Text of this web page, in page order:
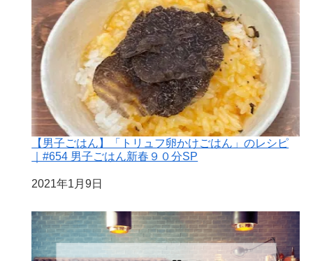
【男子ごはん】「トリュフ卵かけごはん」のレシピ
｜#654 男子ごはん新春９０分SP
日付
2021年1月9日